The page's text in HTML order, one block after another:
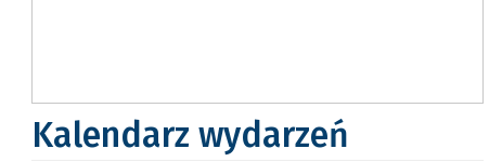
Kalendarz wydarzeń